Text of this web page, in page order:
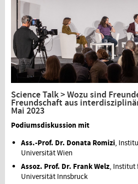
Science Talk > Wozu sind
Freundschaft aus
Mai 2023
Podiumsdiskussion mit
Ass.-Prof. Dr. Donata Romizi,
Universität Wien
Assoz. Prof. Dr. Frank Welz, Institut
Universität Innsbruck